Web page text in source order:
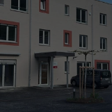
PHPSESSID
stiftung-liebenau.de
Session
Browsers und die
exklusiv für diese
Dadurch wird
Aktionen, die bei
derselben Website
werden, mit derselben
Benutzerkennung